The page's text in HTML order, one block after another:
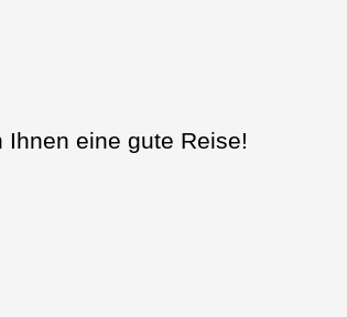
Ihnen eine gute Reise!